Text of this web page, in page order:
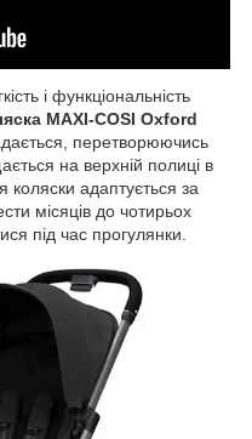
і функціональність
MAXI-COSI Oxford
перетворюючись
на верхній полиці в
коляски адаптується за
місяців до чотирьох
під час прогулянки.